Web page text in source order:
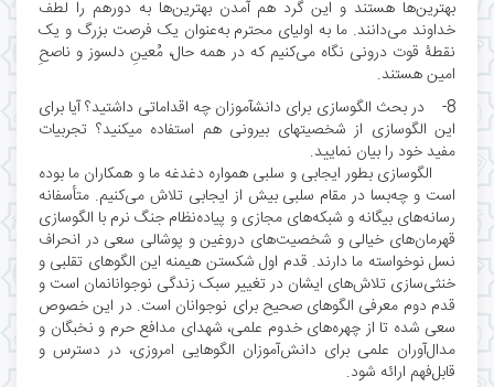
بهترین‌ها هستند و این گرد هم آمدن بهترین‌ها به دورهم را لطف
خداوند می‌دانند. ما به اولیای محترم به‌عنوان یک فرصت بزرگ و یک
نقطۀ قوت درونی نگاه می‌کنیم که در همه حال، مُعینِ دلسوز و ناصحِ
امین هستند.
8- در بحث الگوسازی برای دانشآموزان چه اقداماتی داشتید؟ آیا برای
این الگوسازی از شخصیتهای بیرونی هم استفاده میکنید؟ تجربیات
مفید خود را بیان نمایید.
الگوسازی بطور ایجابی و سلبی همواره دغدغه ما و همکاران ما بوده
است و چه‌بسا در مقام سلبی بیش از ایجابی تلاش می‌کنیم. متأسفانه
رسانه‌های بیگانه و شبکه‌های مجازی و پیاده‌نظام جنگ نرم با الگوسازی
قهرمان‌های خیالی و شخصیت‌های دروغین و پوشالی سعی در انحراف
نسل نوخواسته ما دارند. قدم اول شکستن هیمنه این الگوهای تقلبی و
خنثی‌سازی تلاش‌های ایشان در تغییر سبک زندگی نوجوانانمان است و
قدم دوم معرفی الگوهای صحیح برای نوجوانان است. در این خصوص
سعی شده تا از چهره‌های خدوم علمی، شهدای مدافع حرم و نخبگان و
مدال‌آوران علمی برای دانش‌آموزان الگوهایی امروزی، در دسترس و
قابل‌فهم ارائه شود.